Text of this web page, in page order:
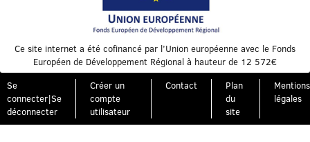
Ce site internet a été cofinancé par l’Union européenne avec le Fonds
Européen de Développement Régional à hauteur de 12 572€
Se
connecter|Se
déconnecter
Créer un
compte
utilisateur
Contact
Plan
du
site
Mentions
légales